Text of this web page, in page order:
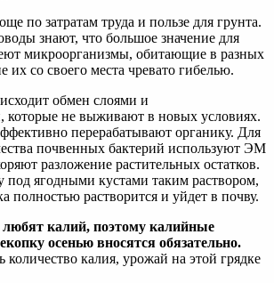
по затратам труда и пользе для грунта.
знают, что большое значение для
микроорганизмы, обитающие в разных
их со своего места чревато гибелью.
обмен слоями и
которые не выживают в новых условиях.
перерабатывают органику. Для
почвенных бактерий используют ЭМ
разложение растительных остатков.
под ягодными кустами таким раствором,
полностью растворится и уйдет в почву.
калий, поэтому калийные
осенью вносятся обязательно.
количество калия, урожай на этой грядке